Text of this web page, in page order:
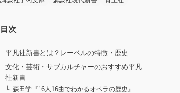
目次
平凡社新書とは？レーベルの特徴・歴史
文化・芸術・サブカルチャーのおすすめ平凡
社新書
森田学『16人16曲でわかるオペラの歴史』